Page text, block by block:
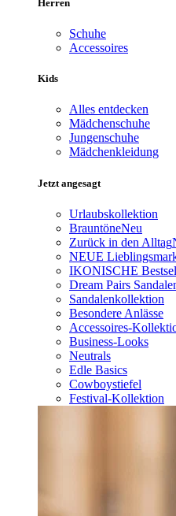
Herren
Schuhe
Accessoires
Kids
Alles entdecken
Mädchenschuhe
Jungenschuhe
Mädchenkleidung
Jetzt angesagt
Urlaubskollektion
BrauntöneNeu
Zurück in den Alltag
NEUE
IKONISCHE
Dream Pairs
Sandalenkollektion
Besondere Anlässe
Accessoires-
Business-Looks
Neutrals
Edle Basics
Cowboystiefel
Festival-Kollektion